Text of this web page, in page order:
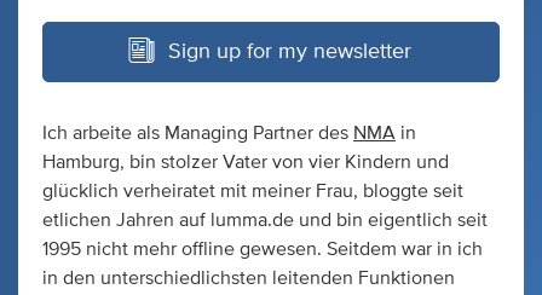
Sign up for my newsletter
Ich arbeite als Managing Partner des NMA in
Hamburg, bin stolzer Vater von vier Kindern und
glücklich verheiratet mit meiner Frau, bloggte seit
etlichen Jahren auf lumma.de und bin eigentlich seit
1995 nicht mehr offline gewesen. Seitdem war in ich
in den unterschiedlichsten leitenden Funktionen